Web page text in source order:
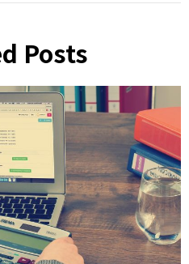
Posts